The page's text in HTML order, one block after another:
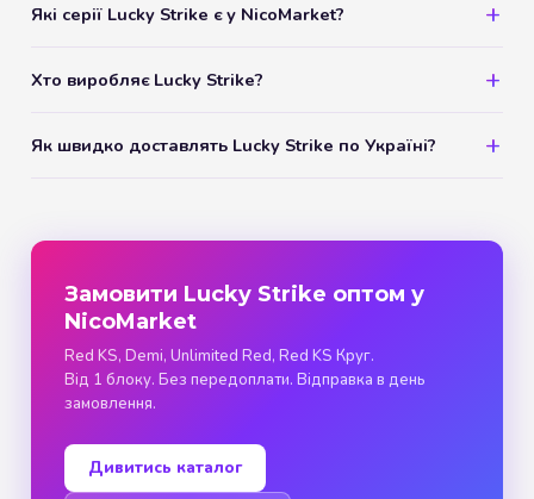
Які серії Lucky Strike є у NicoMarket?
Хто виробляє Lucky Strike?
Як швидко доставлять Lucky Strike по Україні?
Замовити Lucky Strike оптом у
NicoMarket
Red KS, Demi, Unlimited Red, Red KS Круг.
Від 1 блоку. Без передоплати. Відправка в день
замовлення.
Дивитись каталог